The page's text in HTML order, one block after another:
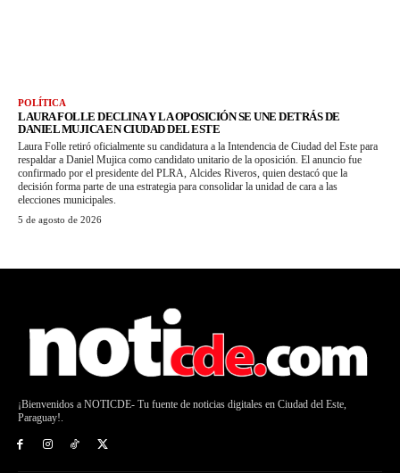
POLÍTICA
LAURA FOLLE DECLINA Y LA OPOSICIÓN SE UNE DETRÁS DE
DANIEL MUJICA EN CIUDAD DEL ESTE
Laura Folle retiró oficialmente su candidatura a la Intendencia de Ciudad del Este para
respaldar a Daniel Mujica como candidato unitario de la oposición. El anuncio fue
confirmado por el presidente del PLRA, Alcides Riveros, quien destacó que la
decisión forma parte de una estrategia para consolidar la unidad de cara a las
elecciones municipales.
5 de agosto de 2026
¡Bienvenidos a NOTICDE- Tu fuente de noticias digitales en Ciudad del Este,
Paraguay!.